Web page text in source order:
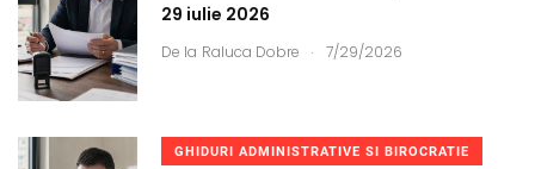
29 iulie 2026
De la Raluca Dobre . 7/29/2026
GHIDURI ADMINISTRATIVE SI BIROCRATIE